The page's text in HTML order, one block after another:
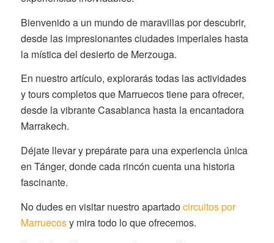
Bienvenido a un mundo de maravillas por descubrir,
desde las impresionantes ciudades imperiales hasta
la mística del desierto de Merzouga.
En nuestro artículo, explorarás todas las actividades
y tours completos que Marruecos tiene para ofrecer,
desde la vibrante Casablanca hasta la encantadora
Marrakech.
Déjate llevar y prepárate para una experiencia única
en Tánger, donde cada rincón cuenta una historia
fascinante.
No dudes en visitar nuestro apartadocircuitos por
Marruecosy mira todo lo que ofrecemos.